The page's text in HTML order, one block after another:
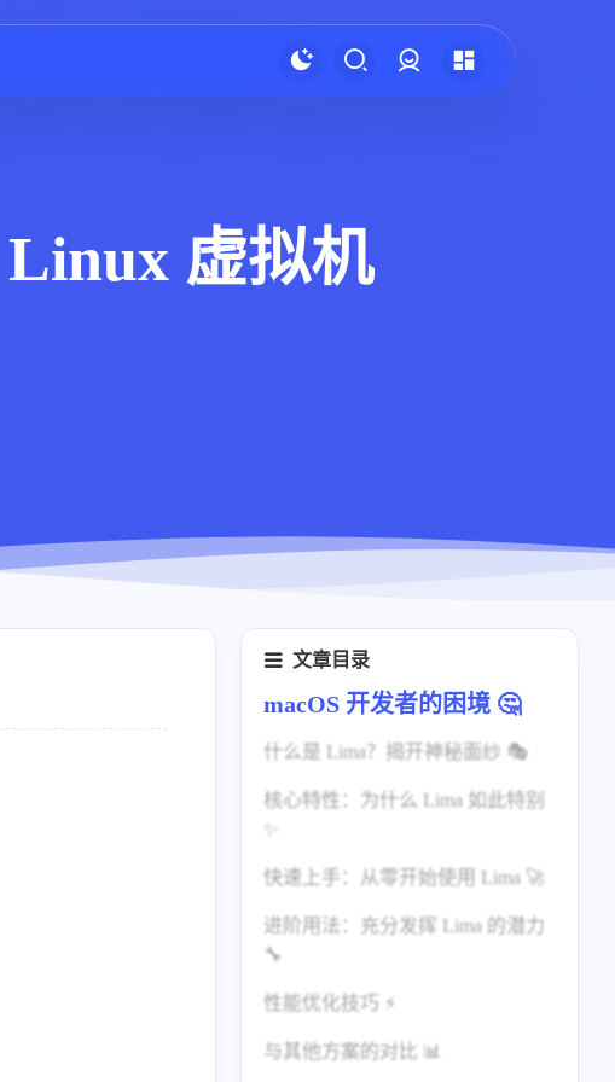
虚拟机
文章目录
macOS 开发者的困境 🤔
什么是 Lima？揭开神秘面纱 🎭
核心特性：为什么 Lima 如此特别
无缝的集成体验
自动端口转发
快速上手：从零开始使用 Lima 🚀
安装 Lima
进阶用法：充分发挥 Lima 的潜力
🔧
自定义配置
多实例管理
性能优化技巧 ⚡
与其他方案的对比 📊